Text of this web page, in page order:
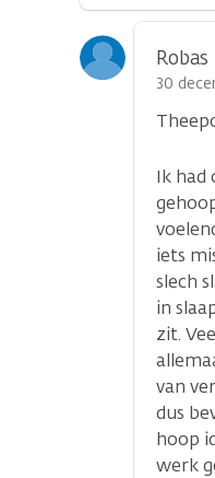
Robas
30
Ik had
iets
slech
in
zit.
van
dus
hoop
werk